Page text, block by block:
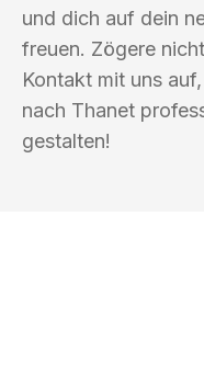
und dich auf dein
freuen. Zögere
Kontakt mit uns
nach Thanet
gestalten!